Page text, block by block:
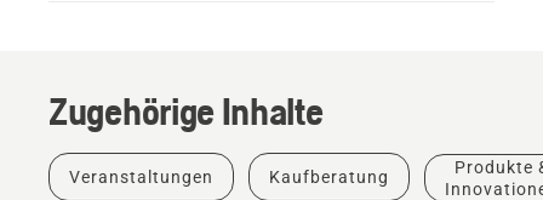
Zugehörige Inhalte
Veranstaltungen Kaufberatung
Produkte